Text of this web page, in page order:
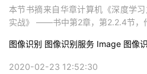
本节书摘来自华章计算机《深度学
实战》 ——书中第2章，第2.2.4节，
图像识别 图像识别服务 Image 图像
2020-02-23 12:52:30